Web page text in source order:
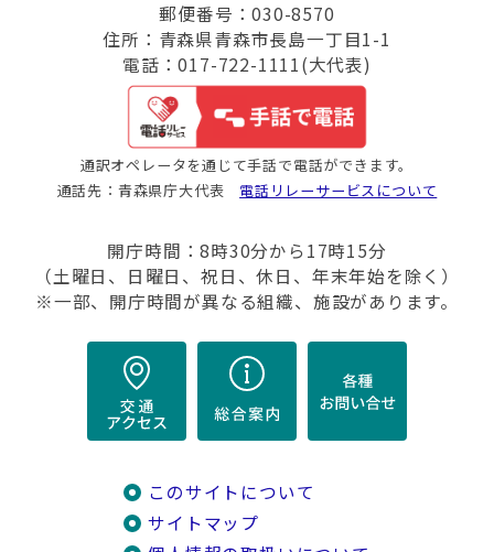
郵便番号：030-8570
住所：青森県青森市長島一丁目1-1
電話：017-722-1111(大代表)
通訳オペレータを通じて手話で電話ができます。
通話先：青森県庁大代表 電話リレーサービスについて
開庁時間：8時30分から17時15分
（土曜日、日曜日、祝日、休日、年末年始を除く）
※一部、開庁時間が異なる組織、施設があります。
このサイトについて
サイトマップ